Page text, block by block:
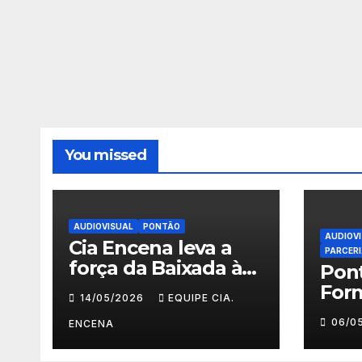
You missed
AUDIOVISUAL PONTÃO
Cia Encena leva a
força da Baixada à
ACRJ e abre
inscrições para a 2ª
turma do Fazendo
Meu Primeiro
14/05/2026 EQUIPE CIA.
ENCENA 06/